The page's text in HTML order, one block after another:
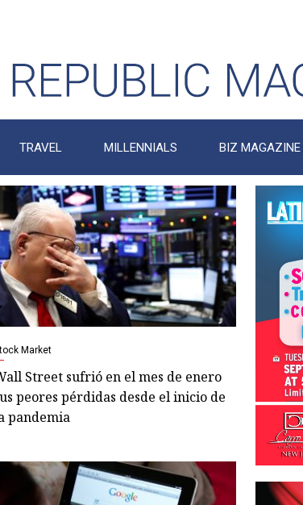
TRAVEL MILLENNIALS BIZ MAGAZINE
Market
Street sufrió en el mes de enero
peores pérdidas desde el inicio de
pandemia